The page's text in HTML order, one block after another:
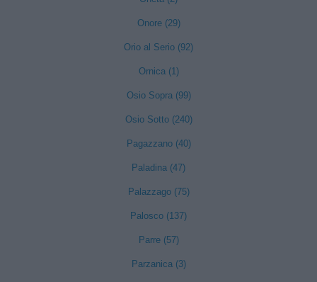
Onore (29)
Orio al Serio (92)
Ornica (1)
Osio Sopra (99)
Osio Sotto (240)
Pagazzano (40)
Paladina (47)
Palazzago (75)
Palosco (137)
Parre (57)
Parzanica (3)